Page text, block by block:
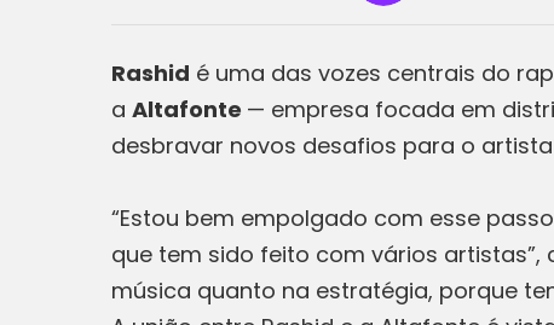
Rashid é uma das vozes centrais do
a Altafonte — empresa focada em
desbravar novos desafios para o
“Estou bem empolgado com esse
que tem sido feito com vários
música quanto na estratégia, porque